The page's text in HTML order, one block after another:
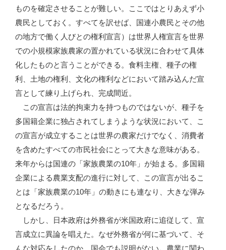
ものを確定させることが難しい。ここではとりあえず小
農民としておく。すべてを訳せば、国連小農民とその他
の地方で働く人びとの権利宣言）は世界人権宣言を世界
での小規模家族農家の置かれている状況に合わせて具体
化したものと言うことができる。食料主権、種子の権
利、土地の権利、文化の権利などにおいて踏み込んだ宣
言として練り上げられ、完成間近。
この宣言は法的拘束力を持つものではないが、種子を
多国籍企業に独占されてしまうような状況において、こ
の宣言が成立することは世界の農家だけでなく、消費者
を含めたすべての市民社会にとって大きな意味がある。
来年からは国連の「家族農業の10年」が始まる。多国籍
企業による農業支配の進行に対して、この宣言が出るこ
とは「家族農業の10年」の動きにも連なり、大きな弾み
となるだろう。
しかし、日本政府は外務省が米国政府に追従して、宣
言成立に異論を唱えた。なぜ外務省が何に基づいて、そ
んな対応をしたのか、国会でも説明がない。農業に関わ